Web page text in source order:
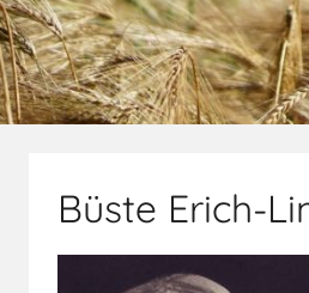
Büste Erich-